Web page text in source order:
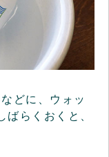
どに、ウォッ
らくおくと、